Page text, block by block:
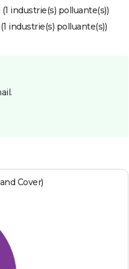
(1 industrie(s) polluante(s))
industrie(s) polluante(s))
Cover)